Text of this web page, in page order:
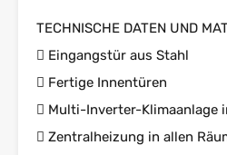
TECHNISCHE DATEN UND
 Eingangstür aus Stahl
 Fertige Innentüren
 Multi-Inverter-Klimaanlage
 Zentralheizung in allen